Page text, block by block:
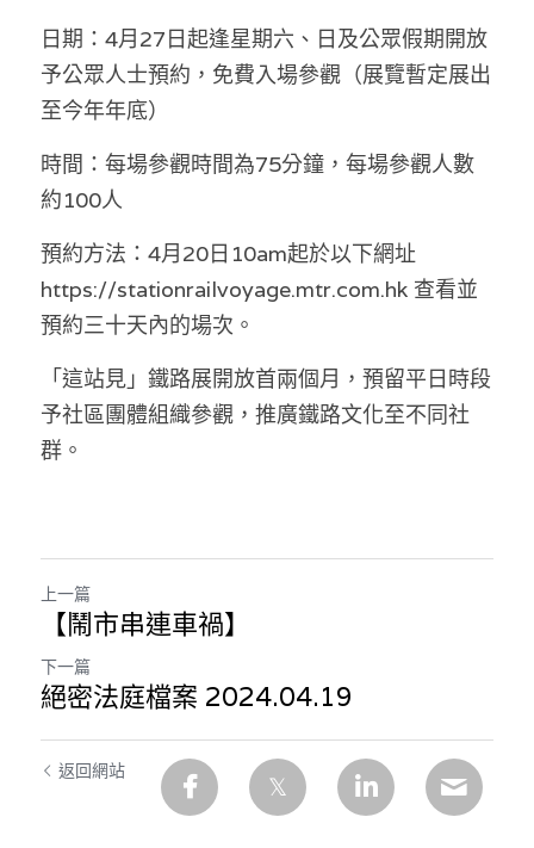
香港科技專上書院｜專欄
日期：4月27日起逢星期六、日及公眾假期開放
予公眾人士預約，免費入場參觀（展覽暫定展出
至今年年底）
時間：每場參觀時間為75分鐘，每場參觀人數
約100人
預約方法：4月20日10am起於以下網址
https://stationrailvoyage.mtr.com.hk 查看並
預約三十天內的場次。
「這站見」鐵路展開放首兩個月，預留平日時段
予社區團體組織參觀，推廣鐵路文化至不同社
群。
上一篇
【鬧市串連車禍】
下一篇
絕密法庭檔案 2024.04.19
返回網站